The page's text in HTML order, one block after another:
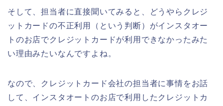
そして、担当者に直接聞いてみると、どうやらクレジ
ットカードの不正利用（という判断）がインスタオー
トのお店でクレジットカードが利用できなかったみた
い理由みたいなんですよね。
なので、クレジットカード会社の担当者に事情をお話
して、インスタオートのお店で利用したクレジットカ